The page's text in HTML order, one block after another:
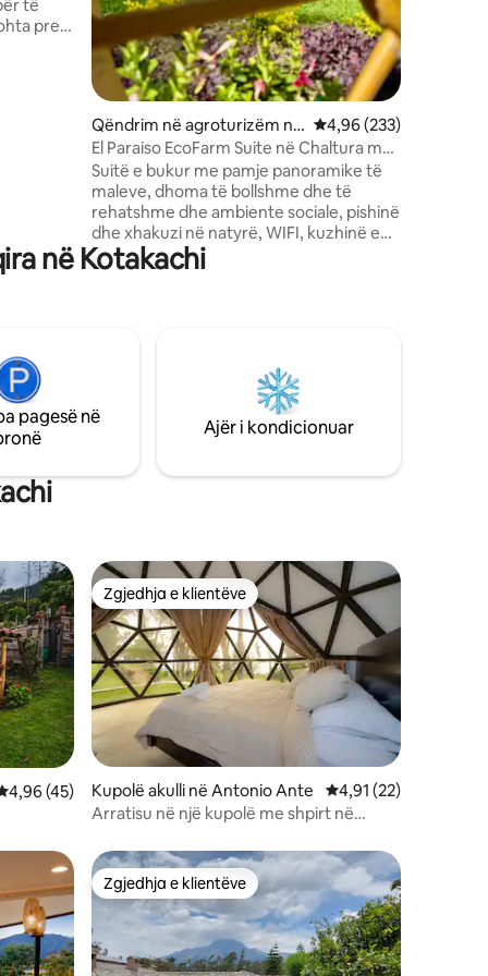
të
prej
Qëndrim në agroturizëm në
Antonio Ante
Vlerësimi mesatar
4,96 (233)
El Paraiso EcoFarm Suite në Chaltura me
pishinë
Suitë e bukur me pamje panoramike të
maleve, dhoma të bollshme dhe të
rehatshme dhe ambiente sociale, pishinë
dhe xhakuzi në natyrë, WIFI, kuzhinë e
pajisur plotësisht, shportë dhuratash,
tarracë dhe hije dielli. E vendosur në San
me natyrën, të pushosh dhe të rinovosh,
e rrethuar nga një peizazh unik, ekskluziv
për ty. Prona ka 6 hektarë kopshte,
pemë frutore dhe pemë avokado.
në Kotakachi
pagesë në
Ajër i kondicionuar
mesatar 4,96 nga 5, 45 vlerësime
4,96 (45)
Zgjedhja e klientëve
Zgjedhja e klientëve
Kupolë akulli në Antonio Ante Vlerësimi mesatar
4,91 (22)
Arratisu në një kupolë me shpirt në
Zgjedhja e klientëve
Zgjedhja e klientëve